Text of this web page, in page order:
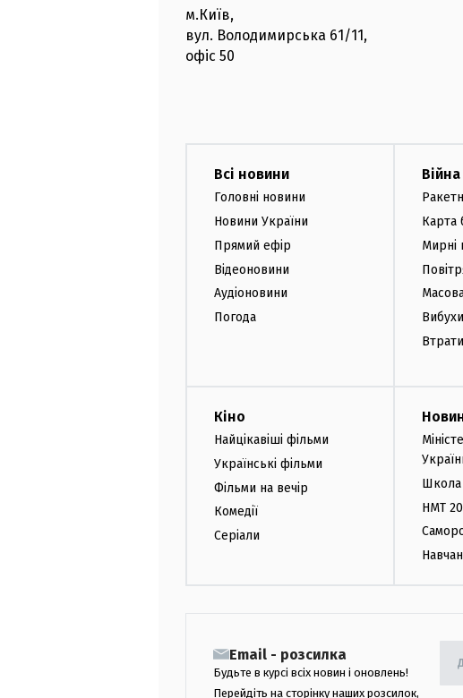
м.Київ,
вул. Володимирська 61/11,
офіс 50
Всі новини
Головні новини
Новини України
Прямий ефір
Відеоновини
Аудіоновини
Погода
Карта
Мирні
Кіно
Найцікавіші фільми
Українські фільми
Фільми на вечір
Комедії
Серіали
Школа
НМТ
Email - розсилка
Будьте в курсі всіх новин і оновлень!
Перейдіть на сторінку наших розсилок,